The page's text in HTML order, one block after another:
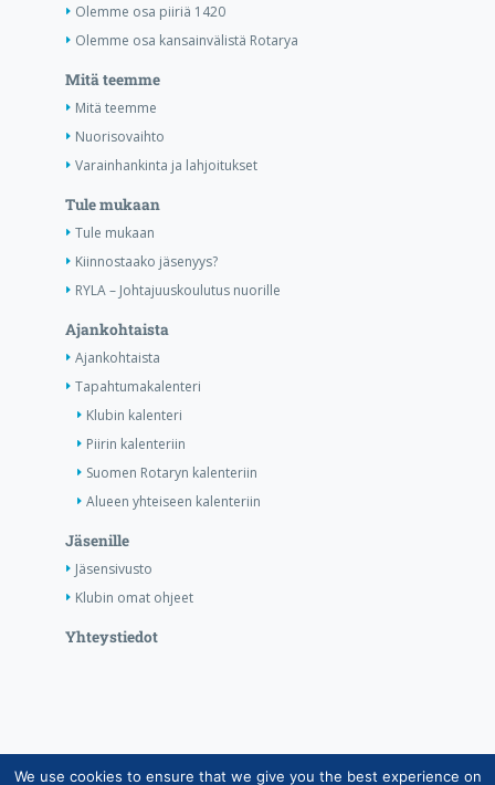
Olemme osa piiriä 1420
Olemme osa kansainvälistä Rotarya
Mitä teemme
Mitä teemme
Nuorisovaihto
Varainhankinta ja lahjoitukset
Tule mukaan
Tule mukaan
Kiinnostaako jäsenyys?
RYLA – Johtajuuskoulutus nuorille
Ajankohtaista
Ajankohtaista
Tapahtumakalenteri
Klubin kalenteri
Piirin kalenteriin
Suomen Rotaryn kalenteriin
Alueen yhteiseen kalenteriin
Jäsenille
Jäsensivusto
Klubin omat ohjeet
Yhteystiedot
Copyright © Suomen Rotarypalvelu ry 2026 |
We use cookies to ensure that we give you the best experience on